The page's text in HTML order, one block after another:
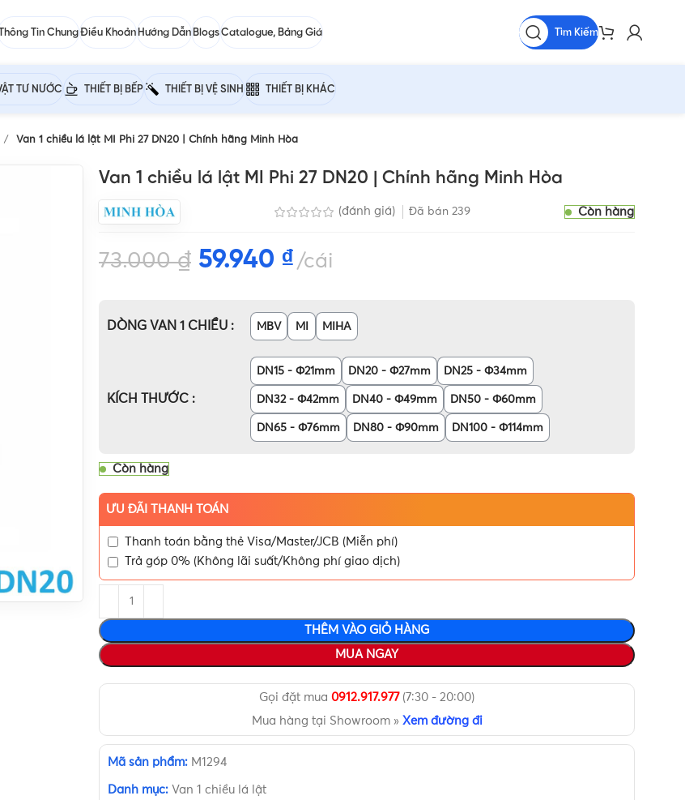
Tin ChungĐiều Khoản Hướng Dẫn BlogsCatalogue, Bảng Giá Tìm Kiếm
TƯ NƯỚC THIẾT BỊ BẾP THIẾT BỊ VỆ SINH THIẾT BỊ KHÁC
Van 1 chiều lá lật MI Phi 27 DN20 | Chính hãng Minh Hòa
Van 1 chiều lá lật MI Phi 27 DN20 | Chính hãng Minh Hòa
(đánh giá) Đã bán 239 Còn hàng
73.000₫ 59.940 ₫ cái
DÒNG VAN 1 CHIỀU MBV MI MIHA
KÍCH THƯỚC
DN15 - Φ21mm DN20 - Φ27mm DN25 - Φ34mm
DN32 - Φ42mm DN40 - Φ49mm DN50 - Φ60mm
DN65 - Φ76mm DN80 - Φ90mm DN100 - Φ114mm
Còn hàng
ƯU ĐÃI THANH TOÁN
Thanh toán bằng thẻ Visa/Master/JCB (Miễn phí)
Trả góp 0% (Không lãi suất/Không phí giao dịch)
THÊM VÀO GIỎ HÀNG
MUA NGAY
Gọi đặt mua 0912.917.977(7:30 - 20:00)
Mua hàng tại Showroom » Xem đường đi
Mã sản phẩm: M1294
Danh mục: Van 1 chiều lá lật